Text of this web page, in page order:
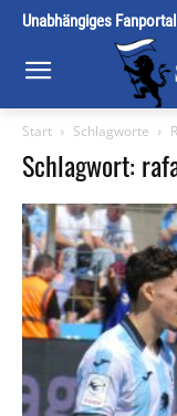
Unabhängiges
Start Schlagworte
Schlagwort: